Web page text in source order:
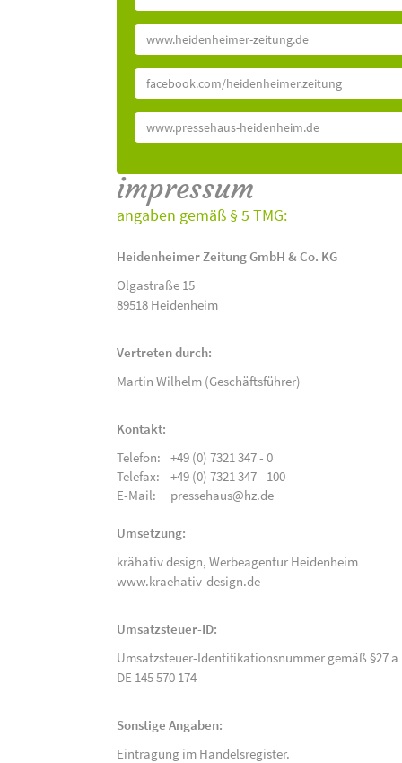
www.heidenheimer-zeitung.de
facebook.com/heidenheimer.zeitung
www.pressehaus-heidenheim.de
impressum
angaben gemäß § 5 TMG:
Heidenheimer Zeitung GmbH & Co. KG
Olgastraße 15
89518 Heidenheim
Vertreten durch:
Martin Wilhelm (Geschäftsführer)
Kontakt:
Telefon:
+49 (0) 7321 347 - 0
Telefax:
+49 (0) 7321 347 - 100
E-Mail:
pressehaus@hz.de
Umsetzung:
krähativ design, Werbeagentur Heidenheim
www.kraehativ-design.de
Umsatzsteuer-ID:
Umsatzsteuer-Identifikationsnummer gemäß §27 a
DE 145 570 174
Sonstige Angaben:
Eintragung im Handelsregister.